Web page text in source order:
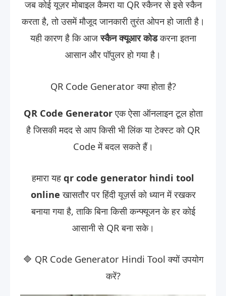
जब कोई यूज़र मोबाइल कैमरा या QR स्कैनर से इसे स्कैन
करता है, तो उसमें मौजूद जानकारी तुरंत ओपन हो जाती है।
यही कारण है कि आजस्कैन क्यूआर कोडकरना इतना
आसान और पॉपुलर हो गया है।
QR Code Generator क्या होता है?
QR Code Generatorएक ऐसा ऑनलाइन टूल होता
है जिसकी मदद से आप किसी भी लिंक या टेक्स्ट को QR
Code में बदल सकते हैं।
हमारा यह qr code generator hindi tool
online खासतौर पर हिंदी यूज़र्स को ध्यान में रखकर
बनाया गया है, ताकि बिना किसी कन्फ्यूजन के हर कोई
आसानी से QR बना सके।
🔷 QR Code Generator Hindi Tool क्यों उपयोग
करें?